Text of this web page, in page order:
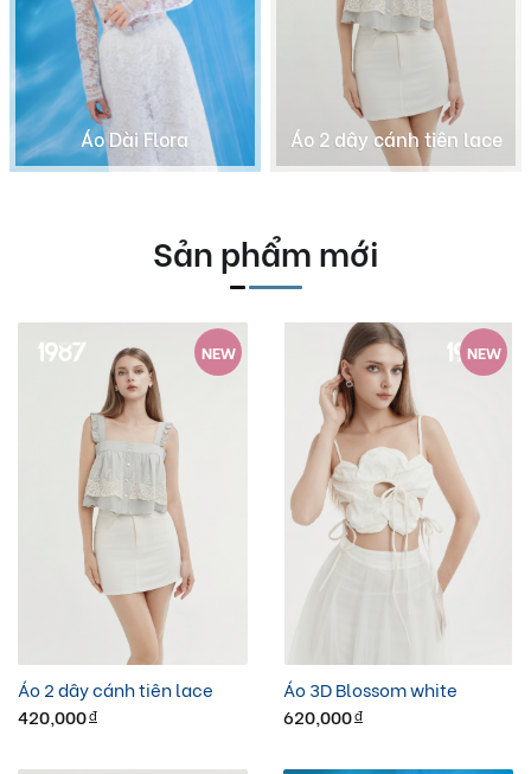
Áo dài Corset Sequin
Áo 2 dây cánh tiên lace Áo 3D Blossom white
Đầm Tiffany Lace
Sản phẩm mới
NEW
Áo 2 dây cánh tiên lace
420,000đ
NEW
Áo 3D Blossom white
620,000đ